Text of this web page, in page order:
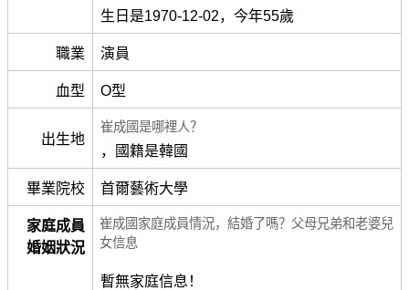
生日是1970-12-02，今年55歲
職業 演員
血型 O型
出生地
崔成國是哪裡人？
，國籍是韓國
畢業院校 首爾藝術大學
家庭成員
婚姻狀況
崔成國家庭成員情況，結婚了嗎？父母兄弟和老婆兒
女信息
暫無家庭信息！